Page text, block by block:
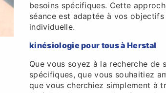
besoins spécifiques. Cette
séance est adaptée à vos
individuelle.
kinésiologie pour tous à Herstal
Que vous soyez à la recherche de
spécifiques, que vous souhaitiez
que vous cherchiez simplement à